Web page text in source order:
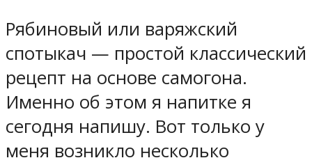
Рябиновый или варяжский
спотыкач — простой классический
рецепт на основе самогона.
Именно об этом я напитке я
сегодня напишу. Вот только у
меня возникло несколько